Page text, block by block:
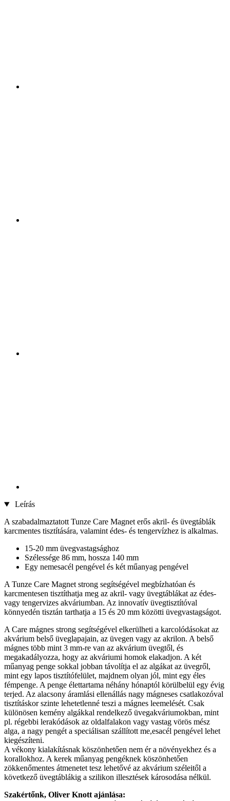
Leírás
A szabadalmaztatott Tunze Care Magnet erős akril- és üvegtáblák
karcmentes tisztítására, valamint édes- és tengervízhez is alkalmas.
15-20 mm üvegvastagsághoz
Szélessége 86 mm, hossza 140 mm
Egy nemesacél pengével és két műanyag pengével
A Tunze Care Magnet strong segítségével megbízhatóan és
karcmentesen tisztíthatja meg az akril- vagy üvegtáblákat az édes-
vagy tengervizes akváriumban. Az innovatív üvegtisztítóval
könnyedén tisztán tarthatja a 15 és 20 mm közötti üvegvastagságot.
A Care mágnes strong segítségével elkerülheti a karcolódásokat az
akvárium belső üveglapajain, az üvegen vagy az akrilon. A belső
mágnes több mint 3 mm-re van az akvárium üvegtől, és
megakadályozza, hogy az akváriumi homok elakadjon. A két
műanyag penge sokkal jobban távolítja el az algákat az üvegről,
mint egy lapos tisztítófelület, majdnem olyan jól, mint egy éles
fémpenge. A penge élettartama néhány hónaptól körülbelül egy évig
terjed. Az alacsony áramlási ellenállás nagy mágneses csatlakozóval
tisztításkor szinte lehetetlenné teszi a mágnes leemelését. Csak
különösen kemény algákkal rendelkező üvegakváriumokban, mint
pl. régebbi lerakódások az oldalfalakon vagy vastag vörös mész
alga, a nagy pengét a speciálisan szállított me,esacél pengével lehet
kiegészíteni.
A vékony kialakításnak köszönhetően nem ér a növényekhez és a
korallokhoz. A kerek műanyag pengéknek köszönhetően
zökkenőmentes átmenetet tesz lehetővé az akvárium széleitől a
következő üvegtáblákig a szilikon illesztések károsodása nélkül.
Szakértőnk, Oliver Knott ajánlása: